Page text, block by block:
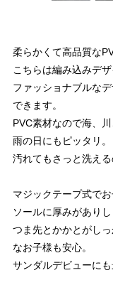
柔らかくて高品質な
こちらは編み込みデザ
ファッショナブルな
できます。
PVC素材なので海、
雨の日にもピッタリ。
汚れてもさっと洗え
マジックテープ式で
ソールに厚みがあり
つま先とかかとがし
なお子様も安心。
サンダルデビューにも